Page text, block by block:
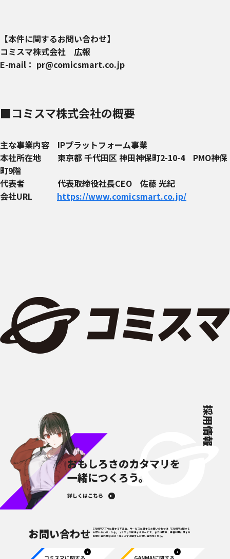
【本件に関するお問い合わせ】
コミスマ株式会社 広報
E-mail： pr@comicsmart.co.jp
■コミスマ株式会社の概要
主な事業内容 IPプラットフォーム事業
本社所在地 東京都 千代田区 神田神保町2-10-4 PMO神保
町9階
代表者 代表取締役社長CEO 佐藤 光紀
会社URL https://www.comicsmart.co.jp/
採用情報
おもしろさのカタマリを
一緒につくろう。
詳しくはこちら
お問い合わせ
GANMA!アプリに関する不具合、サービスに関するお問い合わせは「GANMA!に関する
お問い合わせ」から。コミスマが提供するサービス、または取材、版権利用に関する
お問い合わせなどは「コミスマに関するお問い合わせ」から。